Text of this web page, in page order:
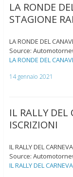
LA RONDE
STAGIONE
LA RONDE DEL
Source:
LA RONDE DEL
14 gennaio 2021
IL RALLY DEL
ISCRIZIONI
IL RALLY DEL
Source:
IL RALLY DEL